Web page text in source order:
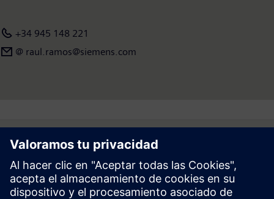
+34 945 148 221
@ raul.ramos@siemens.com
Follow